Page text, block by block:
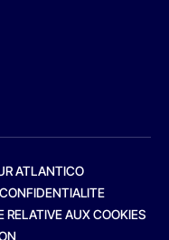
ATLANTICO
RELATIVE AUX COOKIES